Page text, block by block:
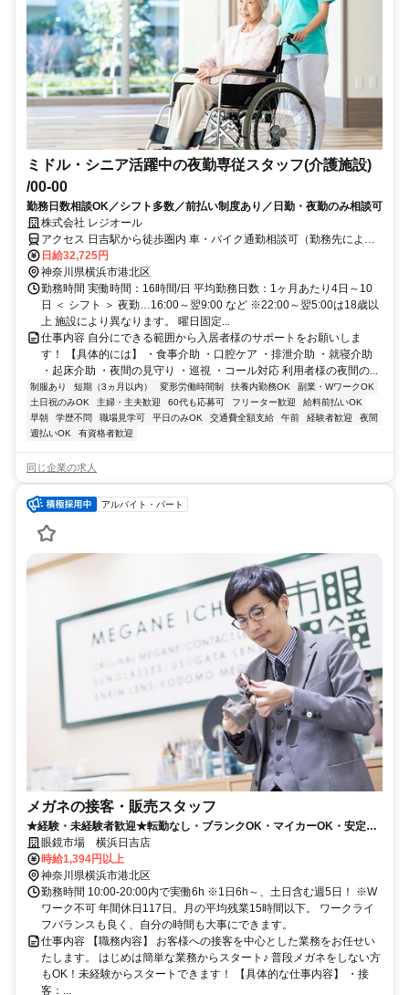
ミドル・シニア活躍中の夜勤専従スタッフ(介護施設)
/00-00
勤務日数相談OK／シフト多数／前払い制度あり／日勤・夜勤のみ相談可
株式会社 レジオール
アクセス 日吉駅から徒歩圏内 車・バイク通勤相談可（勤務先によ
る）
日給32,725円
神奈川県横浜市港北区
勤務時間 実働時間：16時間/日 平均勤務日数：1ヶ月あたり4日～10
日 ＜ シフト ＞ 夜勤…16:00～翌9:00 など ※22:00～翌5:00は18歳以
上 施設により異なります。 曜日固定...
仕事内容 自分にできる範囲から入居者様のサポートをお願いしま
す！ 【具体的には】 ・食事介助 ・口腔ケア ・排泄介助 ・就寝介助
・起床介助 ・夜間の見守り ・巡視 ・コール対応 利用者様の夜間の...
制服あり 短期（3ヵ月以内） 変形労働時間制 扶養内勤務OK
副業・WワークOK
土日祝のみOK
主婦・主夫歓迎 60代も応募可 フリーター歓迎
給料前払いOK
早朝
学歴不問 職場見学可 平日のみOK 交通費全額支給 午前 経験者歓迎
夜間
週払いOK
有資格者歓迎
同じ企業の求人
アルバイト・パート
メガネの接客・販売スタッフ
★経験・未経験者歓迎★転勤なし・ブランクOK・マイカーOK・安定
No1 （1日6h土日含む週5日）
眼鏡市場 横浜日吉店
時給1,394円以上
神奈川県横浜市港北区
勤務時間 10:00-20:00内で実働6h ※1日6h～、土日含む週5日！ ※W
ワーク不可 年間休日117日。月の平均残業15時間以下。 ワークライ
フバランスも良く、自分の時間も大事にできます。
仕事内容 【職務内容】 お客様への接客を中心とした業務をお任せい
たします。 はじめは簡単な業務からスタート♪ 普段メガネをしない方
もOK！未経験からスタートできます！ 【具体的な仕事内容】 ・接
客：...